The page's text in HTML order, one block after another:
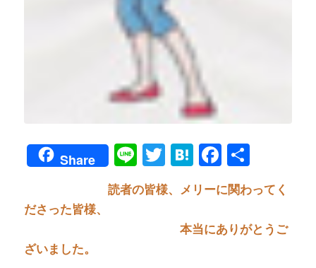
Share LineTwitter
Hatena共
有
読者の皆様、メリーに関わってく
ださった皆様、
本当にありがとうご
ざいました。